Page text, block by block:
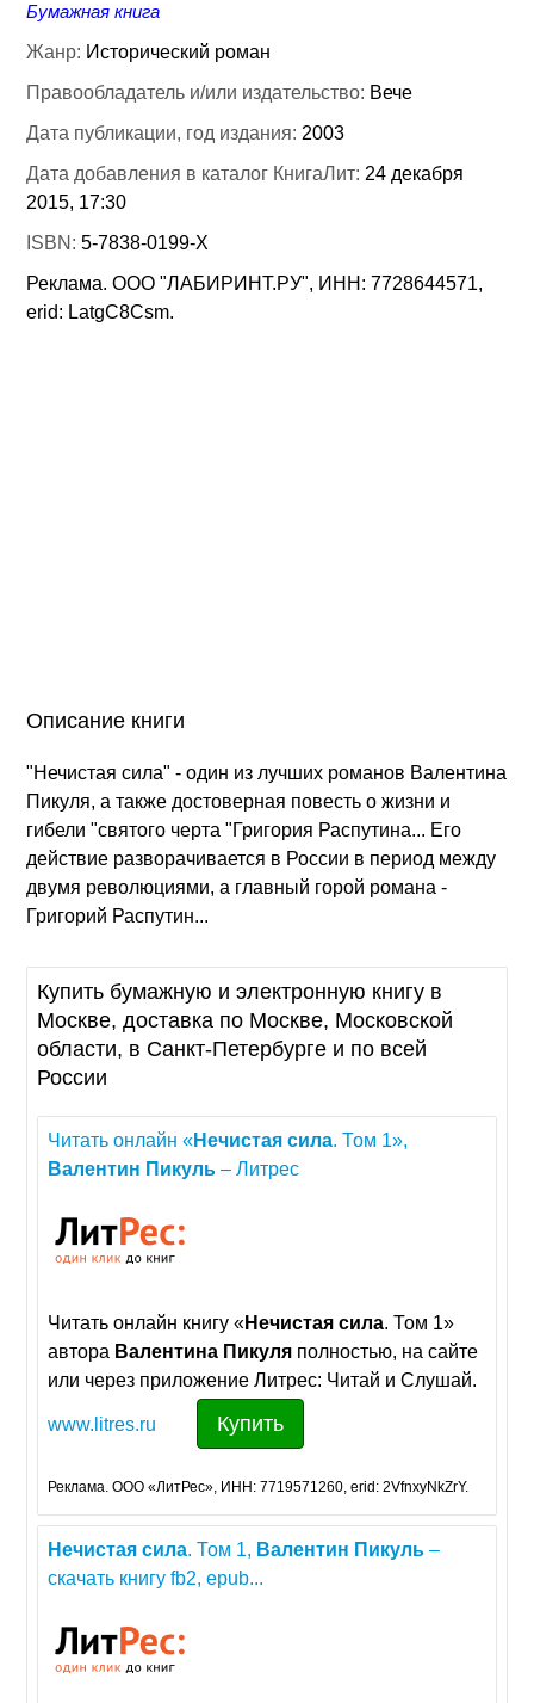
Бумажная книга
Жанр: Исторический роман
Правообладатель и/или издательство: Вече
Дата публикации, год издания: 2003
Дата добавления в каталог КнигаЛит: 24 декабря
2015, 17:30
ISBN:5-7838-0199-Х
Реклама. ООО "ЛАБИРИНТ.РУ", ИНН: 7728644571,
erid: LatgC8Csm.
Описание книги
"Нечистая сила" - один из лучших романов Валентина
Пикуля, а также достоверная повесть о жизни и
гибели "святого черта "Григория Распутина... Его
действие разворачивается в России в период между
двумя революциями, а главный горой романа -
Григорий Распутин...
Купить бумажную и электронную книгу в
Москве, доставка по Москве, Московской
области, в Санкт-Петербурге и по всей
России
Читать онлайн «Нечистая сила. Том 1»,
Валентин Пикуль – Литрес
Читать онлайн книгу «Нечистая сила. Том 1»
автора Валентина Пикуля полностью, на сайте
или через приложение Литрес: Читай и Слушай.
www.litres.ru Купить
Реклама. ООО «ЛитРес», ИНН: 7719571260, erid: 2VfnxyNkZrY.
Нечистая сила. Том 1, Валентин Пикуль –
скачать книгу fb2, epub...